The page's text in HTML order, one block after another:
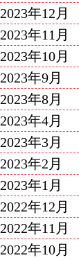
2023年12月
2023年11月
2023年10月
2023年9月
2023年8月
2023年4月
2023年3月
2023年2月
2023年1月
2022年12月
2022年11月
2022年10月